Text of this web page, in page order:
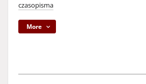
czasopisma
More